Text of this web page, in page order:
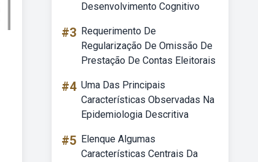
Desenvolvimento Cognitivo
#3 Requerimento De
Regularização De Omissão De
Prestação De Contas Eleitorais
#4 Uma Das Principais
Características Observadas Na
Epidemiologia Descritiva
#5 Elenque Algumas
Características Centrais Da